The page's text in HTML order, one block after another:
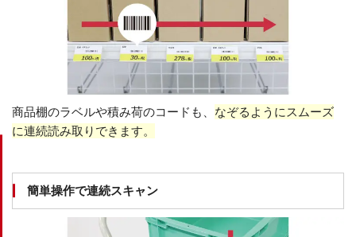
商品棚のラベルや積み荷のコードも、 なぞるようにスムーズ
に連続読み取りできます。
簡単操作で連続スキャン